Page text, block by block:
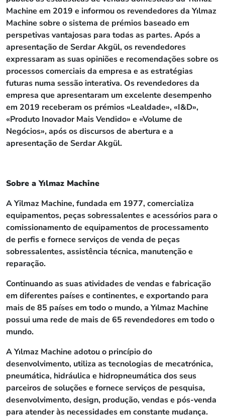
Machine em 2019 e informou os revendedores da Yılmaz
Machine sobre o sistema de prémios baseado em
perspetivas vantajosas para todas as partes. Após a
apresentação de Serdar Akgül, os revendedores
expressaram as suas opiniões e recomendações sobre os
processos comerciais da empresa e as estratégias
futuras numa sessão interativa. Os revendedores da
empresa que apresentaram um excelente desempenho
em 2019 receberam os prémios «Lealdade», «I&D»,
«Produto Inovador Mais Vendido» e «Volume de
Negócios», após os discursos de abertura e a
apresentação de Serdar Akgül.
Sobre a Yılmaz Machine
A Yilmaz Machine, fundada em 1977, comercializa
equipamentos, peças sobressalentes e acessórios para o
comissionamento de equipamentos de processamento
de perfis e fornece serviços de venda de peças
sobressalentes, assistência técnica, manutenção e
reparação.
Continuando as suas atividades de vendas e fabricação
em diferentes países e continentes, e exportando para
mais de 85 países em todo o mundo, a Yılmaz Machine
possui uma rede de mais de 65 revendedores em todo o
mundo.
A Yılmaz Machine adotou o princípio do
desenvolvimento, utiliza as tecnologias de mecatrónica,
pneumática, hidráulica e hidropneumática dos seus
parceiros de soluções e fornece serviços de pesquisa,
desenvolvimento, design, produção, vendas e pós-venda
para atender às necessidades em constante mudança.